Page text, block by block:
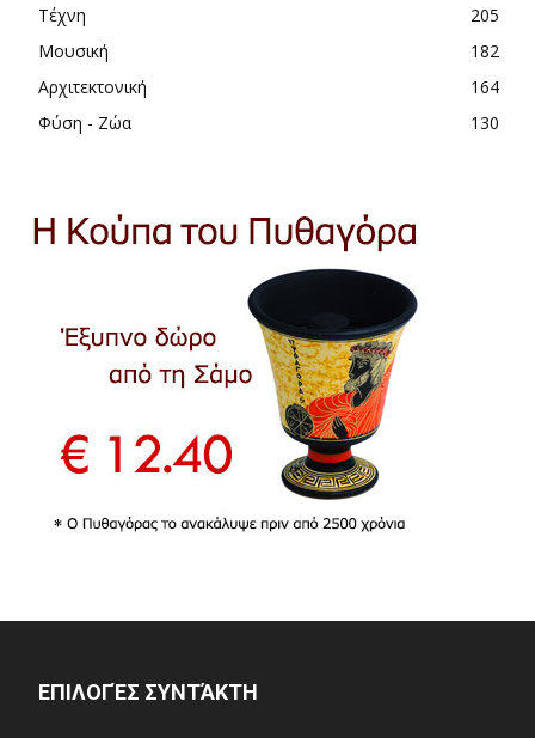
Τέχνη
205
Μουσική
182
Αρχιτεκτονική
164
Φύση - Ζώα
130
ΕΠΙΛΟΓΈΣ ΣΥΝΤΆΚΤΗ